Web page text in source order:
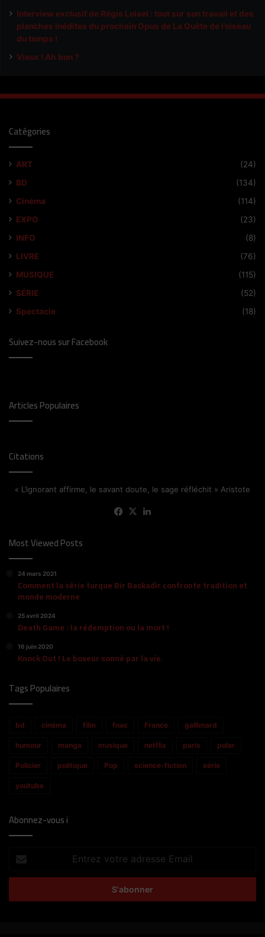
Interview exclusif de Régis Loisel : tout sur son travail et des
planches inédites du prochain Opus de La Quête de l’oiseau
du temps !
Vieux ! Ah bon ?
Catégories
ART
(24)
BD
(134)
Cinéma
(114)
EXPO
(23)
INFO
(8)
LIVRE
(76)
MUSIQUE
(115)
SÉRIE
(52)
Spectacle
(18)
Suivez-nous sur Facebook
Articles Populaires
Citations
« L’ignorant affirme, le savant doute, le sage réfléchit » Aristote
Facebook
X
Most Viewed Posts
24 mars 2021
Comment la série turque Bir Baskadir confronte tradition et
monde moderne
25 avril 2024
Death Game : la rédemption ou la mort !
16 juin 2020
Knock Out ! Le boxeur sonné par la vie.
Tags Populaires
bd cinéma film fnac France gallimard
humour manga musique netflix paris polar
Policier politique Pop science-fiction série
youtube
Abonnez-vous i
adresse